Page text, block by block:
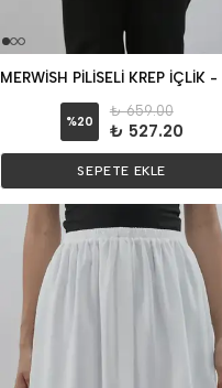
%20
₺ 659.00
₺ 527.20
SEPETE EKLE